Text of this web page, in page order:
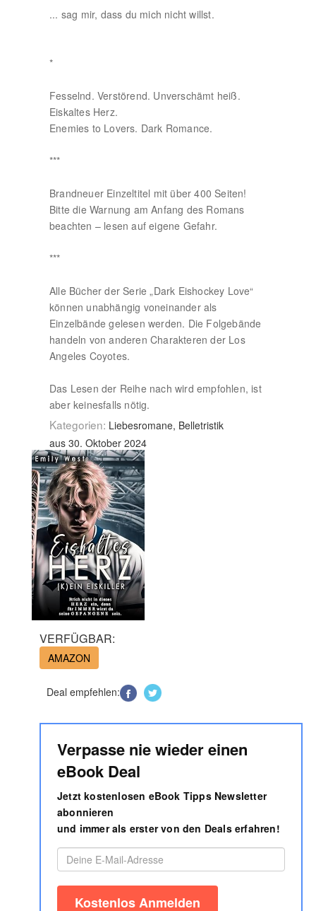
... sag mir, dass du mich nicht willst.
*
Fesselnd. Verstörend. Unverschämt heiß.
Eiskaltes Herz.
Enemies to Lovers. Dark Romance.
***
Brandneuer Einzeltitel mit über 400 Seiten!
Bitte die Warnung am Anfang des Romans
beachten – lesen auf eigene Gefahr.
***
Alle Bücher der Serie „Dark Eishockey Love“
können unabhängig voneinander als
Einzelbände gelesen werden. Die Folgebände
handeln von anderen Charakteren der Los
Angeles Coyotes.
Das Lesen der Reihe nach wird empfohlen, ist
aber keinesfalls nötig.
Kategorien: Liebesromane, Belletristik
aus 30. Oktober 2024
VERFÜGBAR:
AMAZON
Deal empfehlen:
Verpasse nie wieder einen
eBook Deal
Jetzt kostenlosen eBook Tipps Newsletter
abonnieren
und immer als erster von den Deals erfahren!